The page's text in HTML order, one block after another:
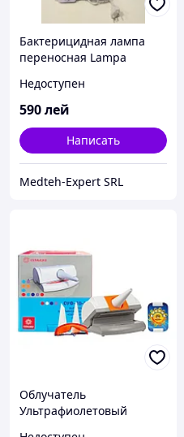
Бактерицидная лампа
переносная Lampa
Недоступен
590лей
Написать
Medteh-Expert SRL
Облучатель
Ультрафиолетовый